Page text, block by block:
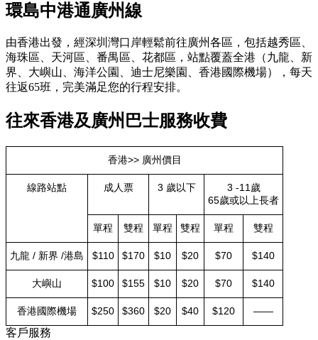
環島中港通廣州線
由香港出發，經深圳灣口岸輕鬆前往廣州各區，包括越秀區、
海珠區、天河區、番禺區、花都區，站點覆蓋全港（九龍、新
界、大嶼山、海洋公園、迪士尼樂園、香港國際機場），每天
往返65班，完美滿足您的行程安排。
往來香港及廣州巴士服務收費
香港>> 廣州價目
線路站點 成人票 3 歲以下
3 -11歲
65歲或以上長者
單程 雙程 單程 雙程 單程 雙程
九龍 / 新界 /港島 $110 $170 $10 $20 $70 $140
大嶼山 $100 $155 $10 $20 $70 $140
香港國際機場 $250 $360 $20 $40 $120 ——
客戶服務